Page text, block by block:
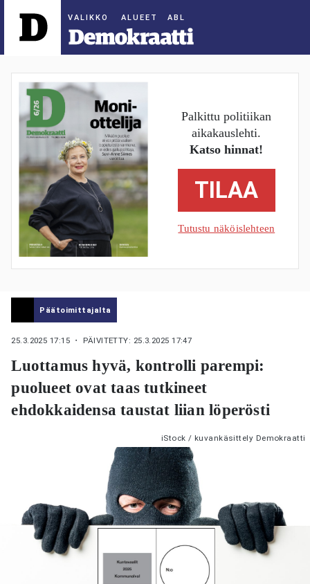
ALUEET
Palkittu politiikan
aikakauslehti.
Katso hinnat!
TILAA
Tutustu näköislehteen
Päätoimittajalta
25.3.2025 17:15 ・ PÄIVITETTY: 25.3.2025 17:47
Luottamus hyvä, kontrolli parempi:
puolueet ovat taas tutkineet
ehdokkaidensa taustat liian löperösti
iStock / kuvankäsittely Demokraatti